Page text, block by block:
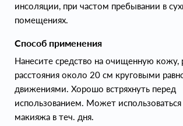
инсоляции, при частом пребывании в
помещениях.
Способ применения
Нанесите средство на очищенную кожу,
расстояния около 20 см круговыми
движениями. Хорошо встряхнуть перед
использованием. Может использоваться
макияжа в теч. дня.